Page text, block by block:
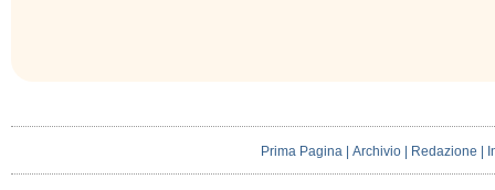
Prima Pagina |Archivio Redazione